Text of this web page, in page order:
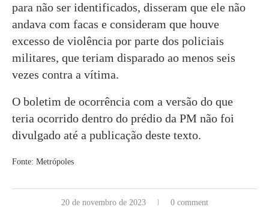
para não ser identificados, disseram que ele não
andava com facas e consideram que houve
excesso de violência por parte dos policiais
militares, que teriam disparado ao menos seis
vezes contra a vítima.
O boletim de ocorrência com a versão do que
teria ocorrido dentro do prédio da PM não foi
divulgado até a publicação deste texto.
Fonte: Metrópoles
20 de novembro de 2023 0 comment